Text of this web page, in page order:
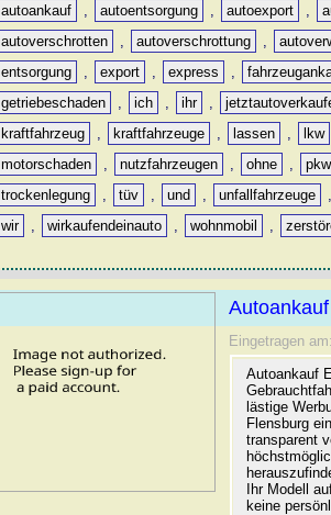
autoankauf
autoentsorgung autoexport
autoverschrotten
autoverschrottung
entsorgung
export express
getriebeschaden
ich ihr
kraftfahrzeug
kraftfahrzeuge lassen
lkw
motorschaden
nutzfahrzeugen ohne
pkw
trockenlegung
tüv und unfallfahrzeuge
wir
wirkaufendeinauto wohnmobil
Eingetragen
Autoankauf
lästige
Flensburg
transparent
Ihr Modell
keine